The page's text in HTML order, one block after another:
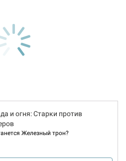
и огня: Старки против
Железный трон?